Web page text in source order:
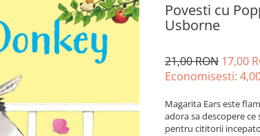
Povesti cu
Usborne
21,00 RON 17,00
Economisesti:
Magarita Ears este
adora sa descopere
pentru cititorii